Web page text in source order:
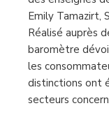
Emily Tamazirt,
Réalisé auprès
baromètre
les
distinctions ont
secteurs